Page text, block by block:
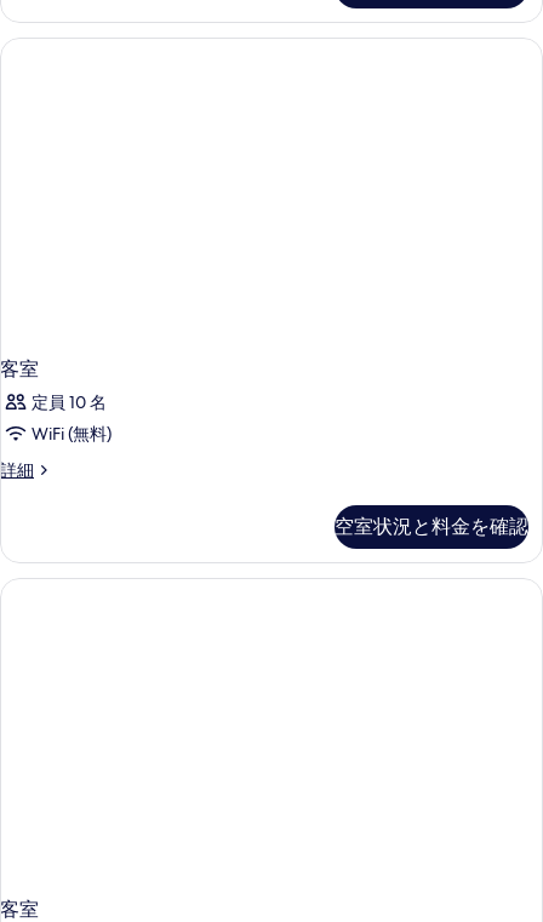
詳
細
客室
定員 10 名
WiFi (無料)
詳細
客
細
空室状況と料金を確認
客室